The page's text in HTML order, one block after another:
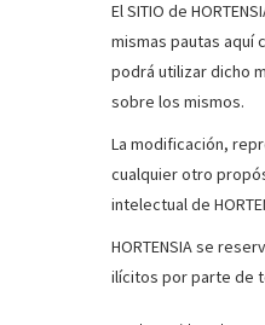
El SITIO de
mismas pautas aquí
podrá utilizar dicho
sobre los mismos.
La modificación,
cualquier otro
intelectual de
HORTENSIA se
ilícitos por parte de